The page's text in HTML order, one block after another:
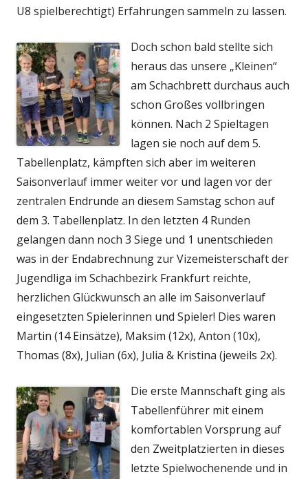
U8 spielberechtigt) Erfahrungen sammeln zu lassen.
Doch schon bald stellte sich
heraus das unsere „Kleinen“
am Schachbrett durchaus auch
schon Großes vollbringen
können. Nach 2 Spieltagen
lagen sie noch auf dem 5.
Tabellenplatz, kämpften sich aber im weiteren
Saisonverlauf immer weiter vor und lagen vor der
zentralen Endrunde an diesem Samstag schon auf
dem 3. Tabellenplatz. In den letzten 4 Runden
gelangen dann noch 3 Siege und 1 unentschieden
was in der Endabrechnung zur Vizemeisterschaft der
Jugendliga im Schachbezirk Frankfurt reichte,
herzlichen Glückwunsch an alle im Saisonverlauf
eingesetzten Spielerinnen und Spieler! Dies waren
Martin (14 Einsätze), Maksim (12x), Anton (10x),
Thomas (8x), Julian (6x), Julia & Kristina (jeweils 2x).
Die erste Mannschaft ging als
Tabellenführer mit einem
komfortablen Vorsprung auf
den Zweitplatzierten in dieses
letzte Spielwochenende und in